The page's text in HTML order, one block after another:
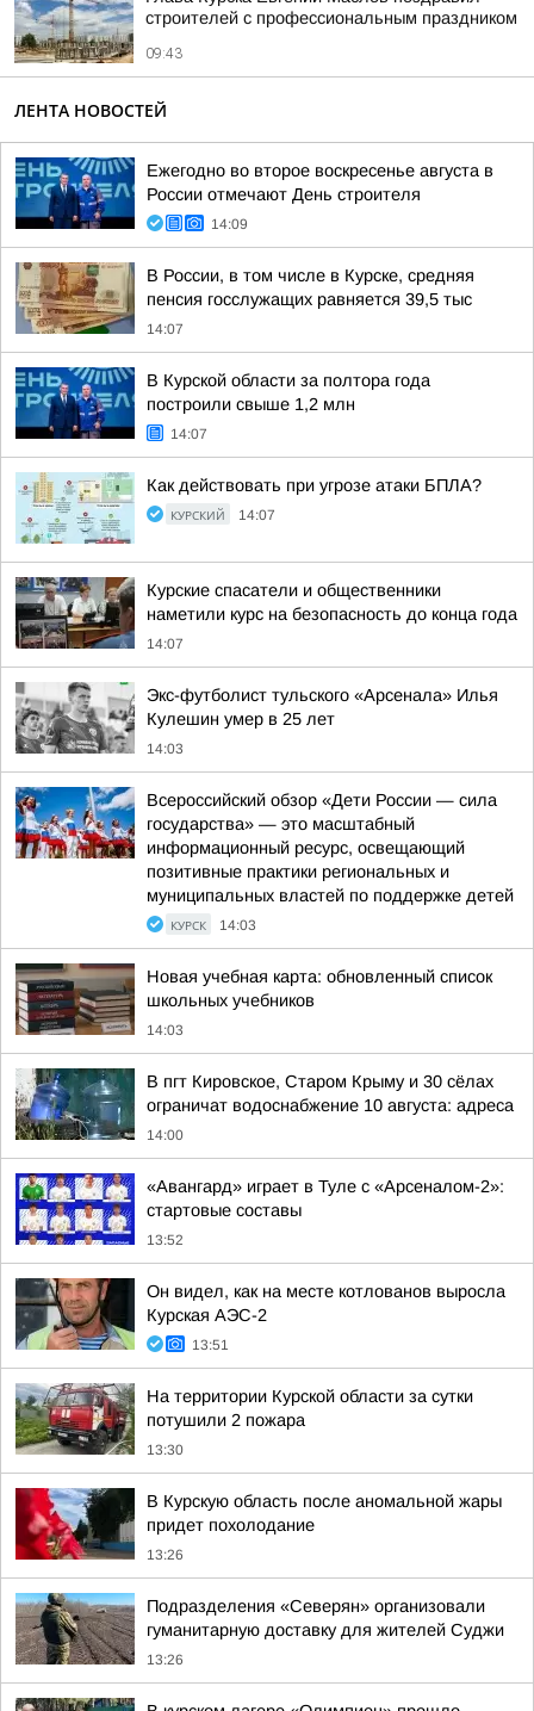
строителей с профессиональным праздником
09:43
ЛЕНТА НОВОСТЕЙ
Ежегодно во второе воскресенье августа в
России отмечают День строителя
14:09
В России, в том числе в Курске, средняя
пенсия госслужащих равняется 39,5 тыс
14:07
В Курской области за полтора года
построили свыше 1,2 млн
14:07
Как действовать при угрозе атаки БПЛА?
КУРСКИЙ 14:07
Курские спасатели и общественники
наметили курс на безопасность до конца года
14:07
Экс-футболист тульского «Арсенала» Илья
Кулешин умер в 25 лет
14:03
Всероссийский обзор «Дети России — сила
государства» — это масштабный
информационный ресурс, освещающий
позитивные практики региональных и
муниципальных властей по поддержке детей
КУРСК 14:03
Новая учебная карта: обновленный список
школьных учебников
14:03
В пгт Кировское, Старом Крыму и 30 сёлах
ограничат водоснабжение 10 августа: адреса
14:00
«Авангард» играет в Туле с «Арсеналом-2»:
стартовые составы
13:52
Он видел, как на месте котлованов выросла
Курская АЭС-2
13:51
На территории Курской области за сутки
потушили 2 пожара
13:30
В Курскую область после аномальной жары
придет похолодание
13:26
Подразделения «Северян» организовали
гуманитарную доставку для жителей Суджи
13:26